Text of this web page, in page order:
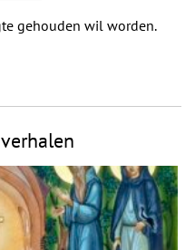
gehouden wil worden.